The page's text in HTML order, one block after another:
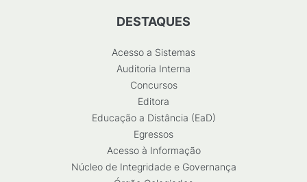
DESTAQUES
Acesso a Sistemas
Auditoria Interna
Concursos
Editora
Educação a Distância (EaD)
Egressos
Acesso à Informação
Núcleo de Integridade e Governança